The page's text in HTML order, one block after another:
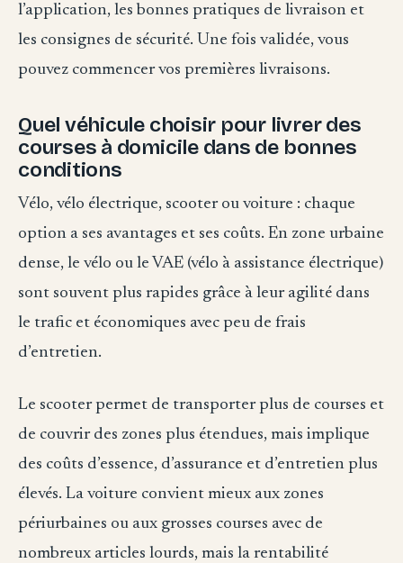
l’application, les bonnes pratiques de livraison et
les consignes de sécurité. Une fois validée, vous
pouvez commencer vos premières livraisons.
Quel véhicule choisir pour livrer des
courses à domicile dans de bonnes
conditions
Vélo, vélo électrique, scooter ou voiture : chaque
option a ses avantages et ses coûts. En zone urbaine
dense, le vélo ou le VAE (vélo à assistance électrique)
sont souvent plus rapides grâce à leur agilité dans
le trafic et économiques avec peu de frais
d’entretien.
Le scooter permet de transporter plus de courses et
de couvrir des zones plus étendues, mais implique
des coûts d’essence, d’assurance et d’entretien plus
élevés. La voiture convient mieux aux zones
périurbaines ou aux grosses courses avec de
nombreux articles lourds, mais la rentabilité